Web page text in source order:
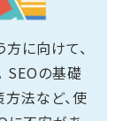
に向けて、
SEOの基礎
法など、使